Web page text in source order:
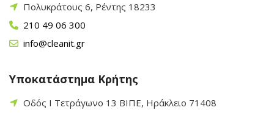
Πολυκράτους 6, Ρέντης 18233
210 49 06 300
info@cleanit.gr
Υποκατάστημα Κρήτης
Οδός Ι Τετράγωνο 13 ΒΙΠΕ, Ηράκλειο 71408